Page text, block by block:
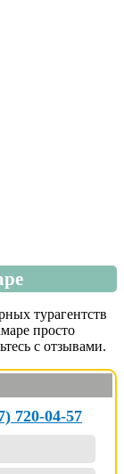
турагентств
просто
с отзывами.
720-04-57